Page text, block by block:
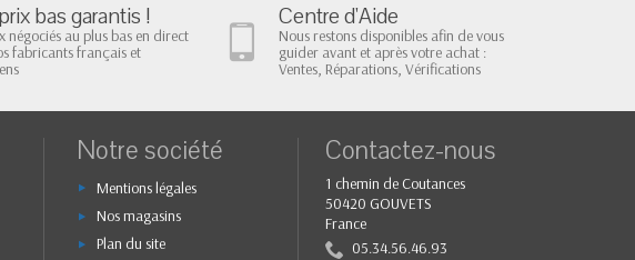
bas garantis !
négociés au plus bas en direct
fabricants français et
Centre d'Aide
Nous restons disponibles afin de vous
guider avant et après votre achat :
Ventes, Réparations, Vérifications
Notre société
Mentions légales
Nos magasins
Plan du site
Contactez-nous
1 chemin de Coutances
50420 GOUVETS
France
05.34.56.46.93